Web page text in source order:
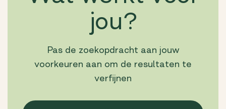
jou?
Pas de zoekopdracht aan jouw
voorkeuren aan om de resultaten te
verfijnen